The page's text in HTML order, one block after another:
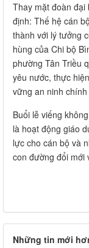
Thay mặt đoàn đại
định: Thế hệ cán
thành với lý tưởng
hùng của Chi bộ
phường Tân Triều
yêu nước, thực
vững an ninh
Buổi lễ viếng
là hoạt động giáo
lực cho cán bộ và
con đường đổi mới
Những tin mới